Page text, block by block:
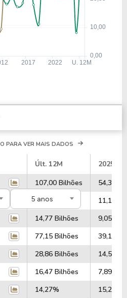
5 anos
PARA VER MAIS DADOS
Últ. 12M
2025
107,00 Bilhões
54,33
22,04 Bilhões
11,16
14,77 Bilhões
9,05
77,15 Bilhões
39,15
28,86 Bilhões
14,51
16,47 Bilhões
7,89
14,27%
15,26%